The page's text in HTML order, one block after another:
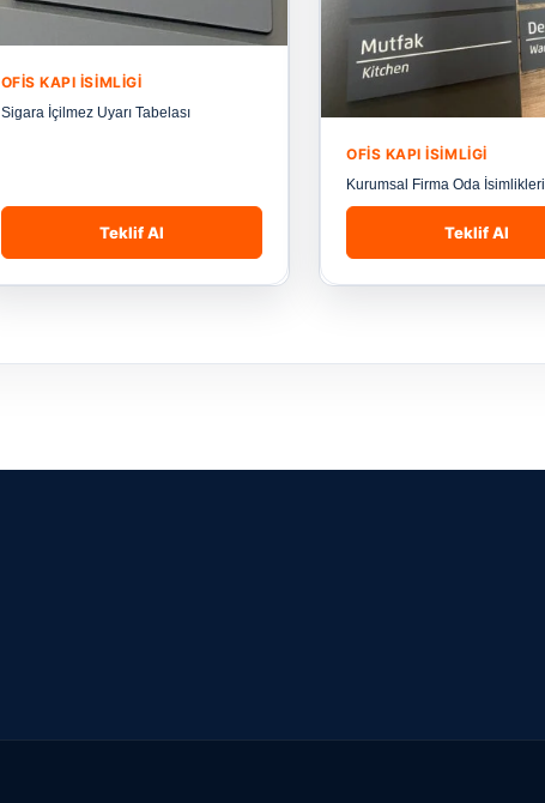
OFIS KAPI İSIMLIGI
Sigara İçilmez Uyarı Tabelası
Teklif Al
OFIS KAPI İSIMLIGI
Kurumsal Firma Oda İsimlikleri
Teklif Al